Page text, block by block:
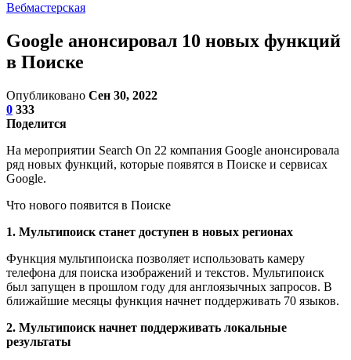
Вебмастерская
Google анонсировал 10 новых функций
в Поиске
Опубликовано Сен 30, 2022
0 333
Поделится
На мероприятии Search On 22 компания Google анонсировала
ряд новых функций, которые появятся в Поиске и сервисах
Google.
Что нового появится в Поиске
1. Мультипоиск станет доступен в новых регионах
Функция мультипоиска позволяет использовать камеру
телефона для поиска изображений и текстов. Мультипоиск
был запущен в прошлом году для англоязычных запросов. В
ближайшие месяцы функция начнет поддерживать 70 языков.
2. Мультипоиск начнет поддерживать локальные
результаты